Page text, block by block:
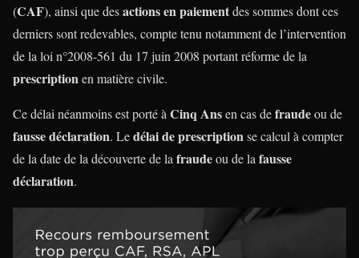
(CAF), ainsi que desactions en paiementdes sommes dont ces
derniers sont redevables, compte tenu notamment de l’intervention
de la loi n°2008-561 du 17 juin 2008 portant réforme de la
prescription en matière civile.
Ce délai néanmoins est porté à Cinq Ansen cas defraudeou de
fausse déclaration. Ledélai de prescription se calcul à compter
de la date de la découverte de la fraudeou de la fausse
déclaration.